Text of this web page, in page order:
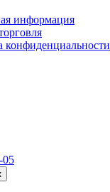
информация
конфиденциальности
05